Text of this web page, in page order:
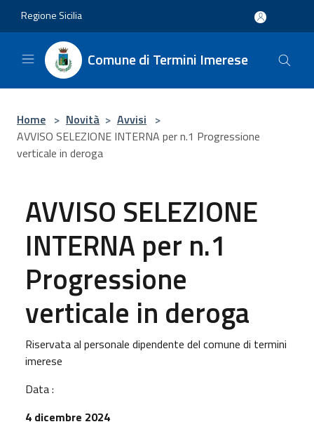
Regione Sicilia
Comune di Termini Imerese
Home > Novità > Avvisi >
AVVISO SELEZIONE INTERNA per n.1 Progressione
verticale in deroga
AVVISO SELEZIONE
INTERNA per n.1
Progressione
verticale in deroga
Riservata al personale dipendente del comune di termini
imerese
Data :
4 dicembre 2024